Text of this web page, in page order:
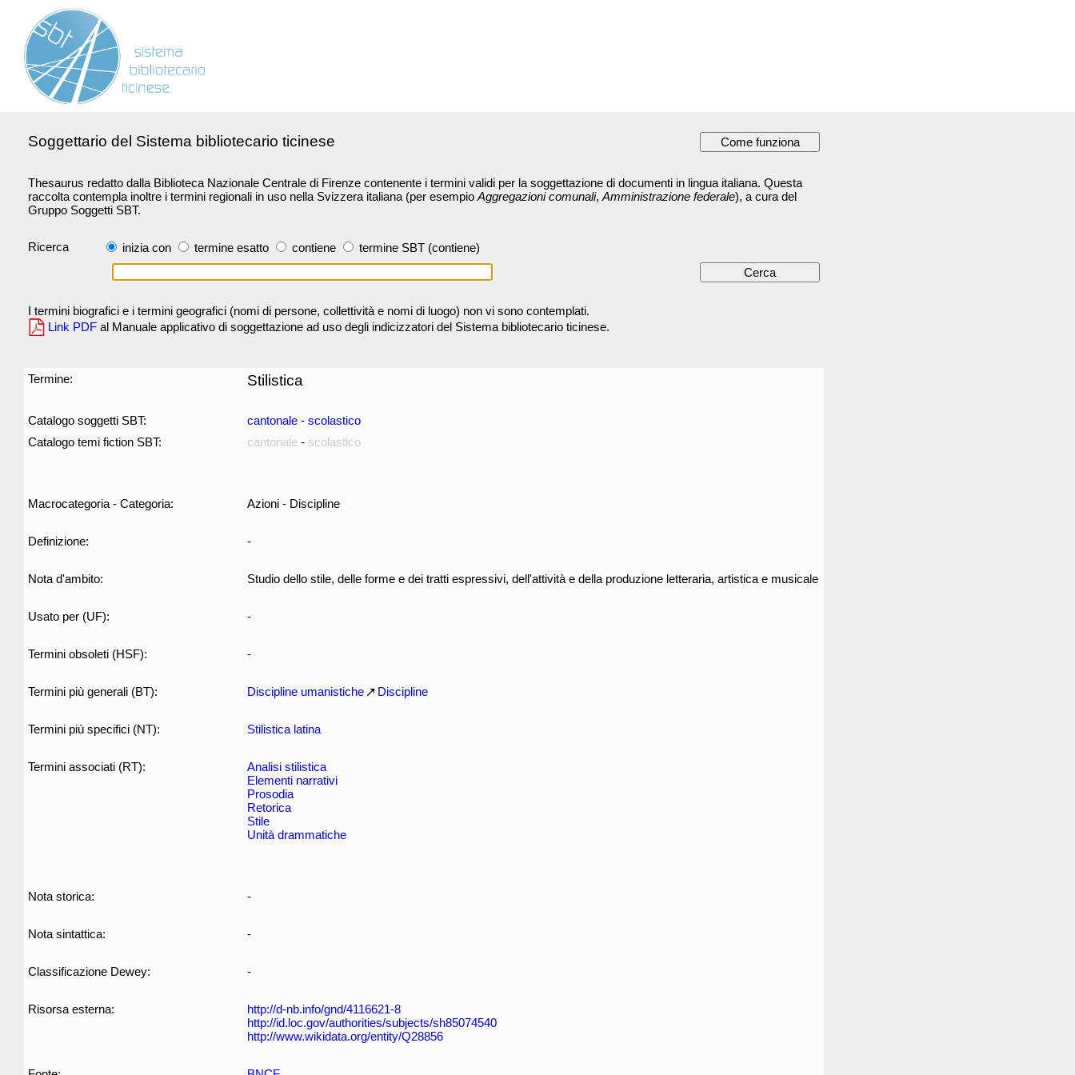
Soggettario del Sistema bibliotecario ticinese
Thesaurus redatto dalla Biblioteca Nazionale Centrale di Firenze contenente i termini validi per la soggettazione di documenti in lingua italiana. Questa
raccolta contempla inoltre i termini regionali in uso nella Svizzera italiana (per esempio Aggregazioni comunali, Amministrazione federale), a cura del
Gruppo Soggetti SBT.
Ricerca inizia con termine esatto contiene termine SBT (contiene)
I termini biografici e i termini geografici (nomi di persone, collettività e nomi di luogo) non vi sono contemplati.
Link PDF al Manuale applicativo di soggettazione ad uso degli indicizzatori del Sistema bibliotecario ticinese.
Termine: Stilistica
Catalogo soggetti SBT: cantonale - scolastico
Catalogo temi fiction SBT:
cantonale - scolastico
Macrocategoria - Categoria: Azioni - Discipline
Definizione: -
Nota d'ambito: Studio dello stile, delle forme e dei tratti espressivi, dell'attività e della produzione letteraria, artistica e musicale
Usato per (UF): -
Termini obsoleti (HSF): -
Termini più generali (BT): Discipline umanistiche Discipline
Termini più specifici (NT): Stilistica latina
Termini associati (RT):
Analisi stilistica
Elementi narrativi
Prosodia
Retorica
Stile
Unità drammatiche
Nota storica: -
Nota sintattica: -
Classificazione Dewey: -
Risorsa esterna:
http://d-nb.info/gnd/4116621-8
http://id.loc.gov/authorities/subjects/sh85074540
http://www.wikidata.org/entity/Q28856